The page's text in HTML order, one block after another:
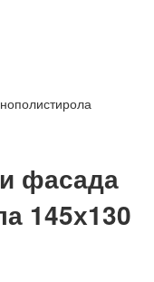
фасада
145х130